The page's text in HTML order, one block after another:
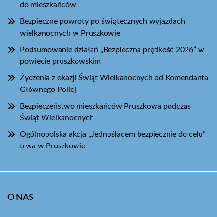
do mieszkańców
Bezpieczne powroty po świątecznych wyjazdach
wielkanocnych w Pruszkowie
Podsumowanie działań „Bezpieczna prędkość 2026” w
powiecie pruszkowskim
Życzenia z okazji Świąt Wielkanocnych od Komendanta
Głównego Policji
Bezpieczeństwo mieszkańców Pruszkowa podczas
Świąt Wielkanocnych
Ogólnopolska akcja „Jednośladem bezpiecznie do celu”
trwa w Pruszkowie
O NAS